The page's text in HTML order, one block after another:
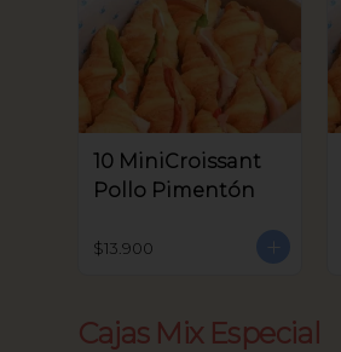
10 MiniCroissant
Pollo Pimentón
$13.900
Cajas Mix Especial